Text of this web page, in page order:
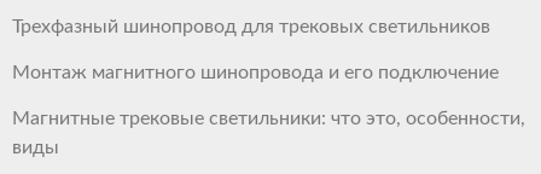
Трехфазный шинопровод для трековых светильников
Монтаж магнитного шинопровода и его подключение
Магнитные трековые светильники: что это, особенности,
виды